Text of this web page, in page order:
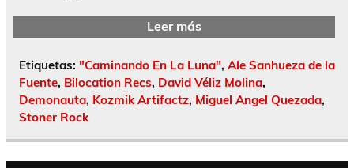
Leer más
Etiquetas: "Caminando En La Luna", Ale Sanhueza de la
Fuente, Bilocation Recs, David Véliz Molina,
Demonauta, Kozmik Artifactz, Miguel Angel Quezada,
Stoner Rock